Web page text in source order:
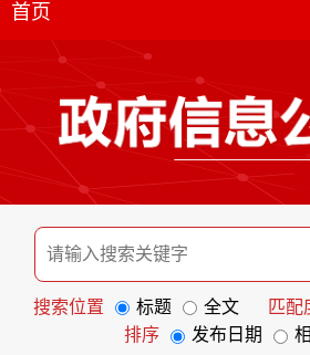
首页
搜索位置 标题 全文 匹配
排序
发布日期